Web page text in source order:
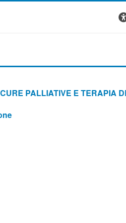
PALLIATIVE E TERAPIA